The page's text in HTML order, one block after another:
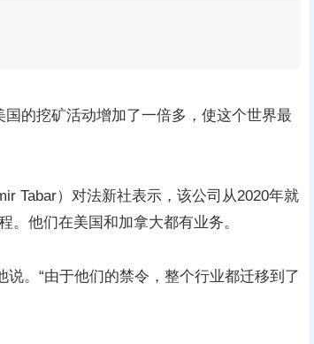
的挖矿活动增加了一倍多，使这个世界最
Tabar）对法新社表示，该公司从2020年就
他们在美国和加拿大都有业务。
。“由于他们的禁令，整个行业都迁移到了